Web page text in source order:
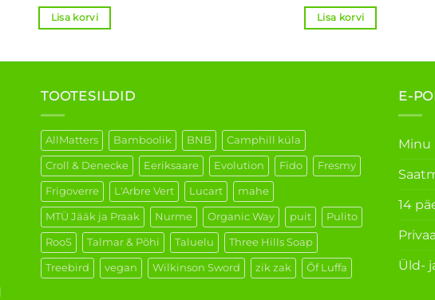
Lisa korvi Lisa korvi
TOOTESILDID
AllMatters Bamboolik BNB Camphill küla
Croll & Denecke Eeriksaare Evolution Fido Fresmy
Frigoverre L'Arbre Vert Lucart mahe
MTÜ Jääk ja Praak Nurme Organic Way puit Pulito
RooS Talmar & Põhi Taluelu Three Hills Soap
Treebird vegan Wilkinson Sword zik zak Õf Luffa
E-
Minu
14
Üld-